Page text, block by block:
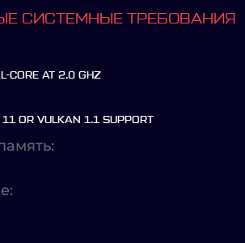
СИСТЕМНЫЕ ТРЕБОВАНИЯ
CORE AT 2.0 GHZ
11 OR VULKAN 1.1 SUPPORT